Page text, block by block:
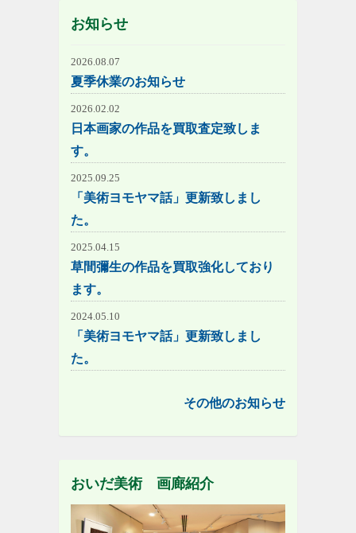
お知らせ
2026.08.07
夏季休業のお知らせ
2026.02.02
日本画家の作品を買取査定致しま
す。
2025.09.25
「美術ヨモヤマ話」更新致しまし
た。
2025.04.15
草間彌生の作品を買取強化しており
ます。
2024.05.10
「美術ヨモヤマ話」更新致しまし
た。
その他のお知らせ
おいだ美術 画廊紹介